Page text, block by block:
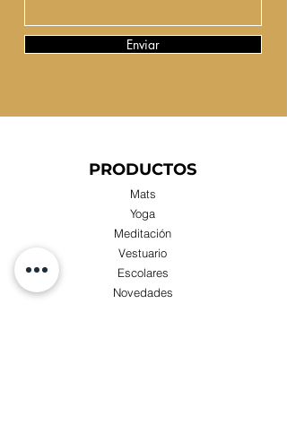
Enviar
PRODUCTOS
Mats
Yoga
Meditación
Vestuario
Escolares
Novedades